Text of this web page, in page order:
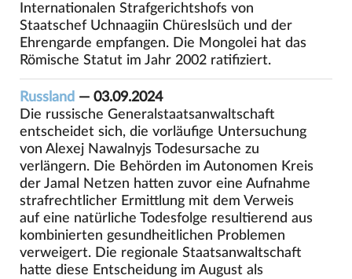
Internationalen Strafgerichtshofs von
Staatschef Uchnaagiin Chüreslsüch und der
Ehrengarde empfangen. Die Mongolei hat das
Römische Statut im Jahr 2002 ratifiziert.
Russland — 03.09.2024
Die russische Generalstaatsanwaltschaft
entscheidet sich, die vorläufige Untersuchung
von Alexej Nawalnyjs Todesursache zu
verlängern. Die Behörden im Autonomen Kreis
der Jamal Netzen hatten zuvor eine Aufnahme
strafrechtlicher Ermittlung mit dem Verweis
auf eine natürliche Todesfolge resultierend aus
kombinierten gesundheitlichen Problemen
verweigert. Die regionale Staatsanwaltschaft
hatte diese Entscheidung im August als